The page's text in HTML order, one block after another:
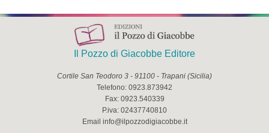
Il Pozzo di Giacobbe Editore
Cortile San Teodoro 3 - 91100 - Trapani (Sicilia)
Telefono: 0923.873942
Fax: 0923.540339
P.iva: 02437740810
Email info@ilpozzodigiacobbe.it